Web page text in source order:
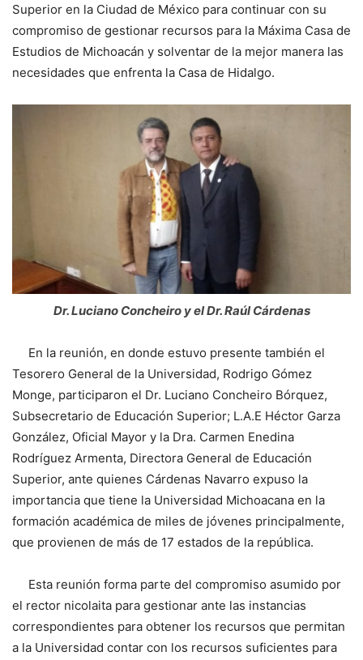
Superior en la Ciudad de México para continuar con su
compromiso de gestionar recursos para la Máxima Casa de
Estudios de Michoacán y solventar de la mejor manera las
necesidades que enfrenta la Casa de Hidalgo.
Dr. Luciano Concheiro y el Dr. Raúl Cárdenas
En la reunión, en donde estuvo presente también el
Tesorero General de la Universidad, Rodrigo Gómez
Monge, participaron el Dr. Luciano Concheiro Bórquez,
Subsecretario de Educación Superior; L.A.E Héctor Garza
González, Oficial Mayor y la Dra. Carmen Enedina
Rodríguez Armenta, Directora General de Educación
Superior, ante quienes Cárdenas Navarro expuso la
importancia que tiene la Universidad Michoacana en la
formación académica de miles de jóvenes principalmente,
que provienen de más de 17 estados de la república.
Esta reunión forma parte del compromiso asumido por
el rector nicolaita para gestionar ante las instancias
correspondientes para obtener los recursos que permitan
a la Universidad contar con los recursos suficientes para